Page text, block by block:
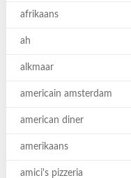
afrikaans
ah
alkmaar
americain amsterdam
american diner
amerikaans
amici's pizzeria